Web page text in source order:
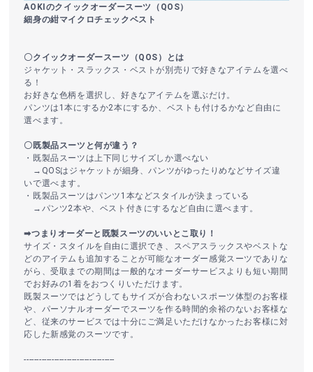
AOKIのクイックオーダースーツ（QOS）
細身の紺マイクロチェックベスト
〇クイックオーダースーツ（QOS）とは
ジャケット・スラックス・ベストが別売りで好きなアイテムを選べ
る！
お好きな色柄を選択し、好きなアイテムを選ぶだけ。
パンツは1本にするか2本にするか、ベストも付けるかなど自由に
選べます。
〇既製品スーツと何が違う？
・既製品スーツは上下同じサイズしか選べない
→QOSはジャケットが細身、パンツがゆったりめなどサイズ違
いで選べます。
・既製品スーツはパンツ1本などスタイルが決まっている
→パンツ2本や、ベスト付きにするなど自由に選べます。
➡つまりオーダーと既製スーツのいいとこ取り！
サイズ・スタイルを自由に選択でき、スペアスラックスやベストな
どのアイテムも追加することが可能なオーダー感覚スーツでありな
がら、受取までの期間は一般的なオーダーサービスよりも短い期間
でお好みの1着をおつくりいただけます。
既製スーツではどうしてもサイズが合わないスポーツ体型のお客様
や、パーソナルオーダーでスーツを作る時間的余裕のないお客様な
ど、従来のサービスでは十分にご満足いただけなかったお客様に対
応した新感覚のスーツです。
------------------------------------